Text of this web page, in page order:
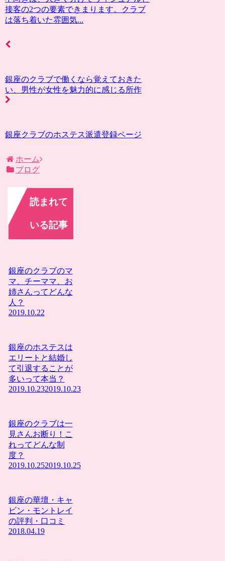
接客の2つの要素できまります。クラブ
は落ち着いた雰囲気...
銀座のクラブで働くなら覚えておきた
い、男性が女性を魅力的に感じる所作
銀座クラブのホステス派遣登録ページ
ホーム
ブログ
読まれて
いる記事
銀座のクラブのマ
マ、チーママ、お
姉さんってどんな
人？
2019.10.22
銀座のホステスは
エリートと結婚し
て引退することが
多いって本当？
2019.10.232019.10.23
銀座のクラブは一
見さんお断り！こ
れってどんな制
度？
2019.10.252019.10.25
銀座の華壇・キャ
ビン・モントレイ
の評判・口コミ
2018.04.19